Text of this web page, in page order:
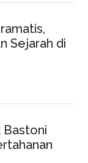
Sejarah di
Bastoni